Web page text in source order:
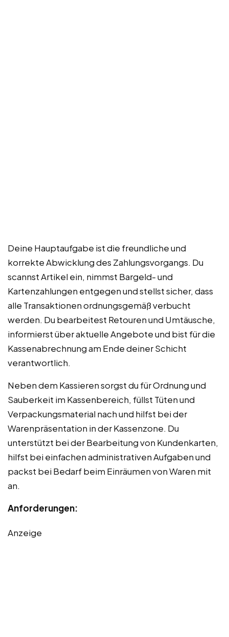
Deine Hauptaufgabe ist die freundliche und
korrekte Abwicklung des Zahlungsvorgangs. Du
scannst Artikel ein, nimmst Bargeld- und
Kartenzahlungen entgegen und stellst sicher, dass
alle Transaktionen ordnungsgemäß verbucht
werden. Du bearbeitest Retouren und Umtäusche,
informierst über aktuelle Angebote und bist für die
Kassenabrechnung am Ende deiner Schicht
verantwortlich.
Neben dem Kassieren sorgst du für Ordnung und
Sauberkeit im Kassenbereich, füllst Tüten und
Verpackungsmaterial nach und hilfst bei der
Warenpräsentation in der Kassenzone. Du
unterstützt bei der Bearbeitung von Kundenkarten,
hilfst bei einfachen administrativen Aufgaben und
packst bei Bedarf beim Einräumen von Waren mit
an.
Anforderungen:
Anzeige